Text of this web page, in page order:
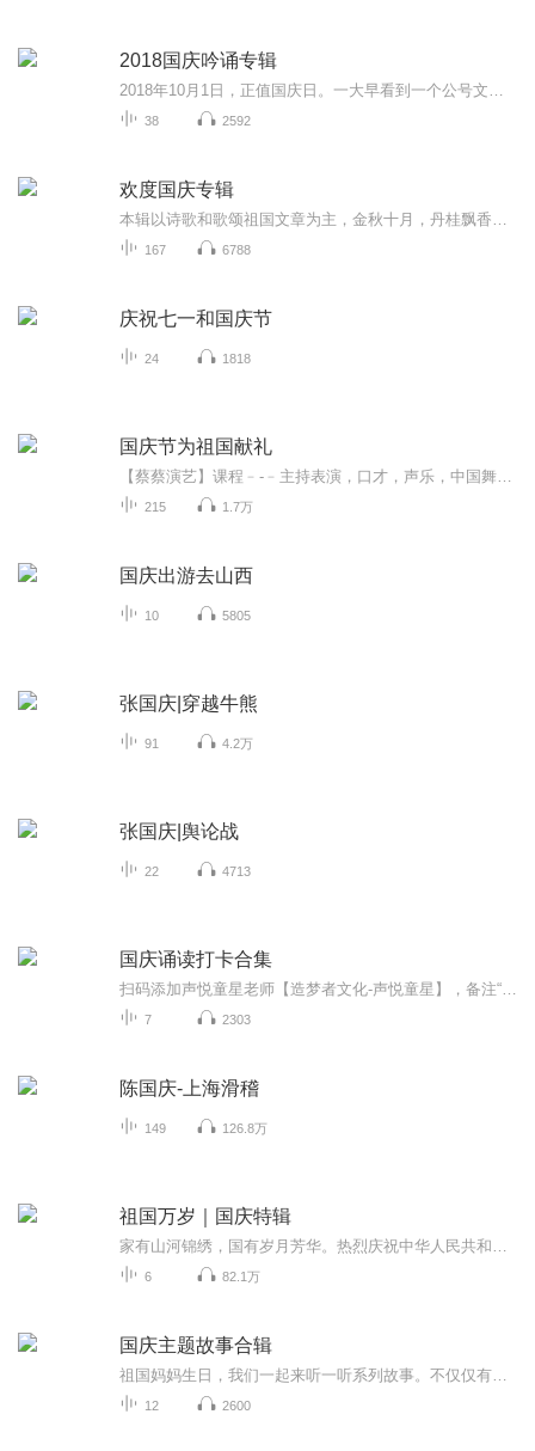
2018国庆吟诵专辑
38 2592
欢度国庆专辑
167 6788
庆祝七一和国庆节
24 1818
国庆节为祖国献礼
215 1.7万
国庆出游去山西
10 5805
张国庆|穿越牛熊
91 4.2万
张国庆|舆论战
22 4713
国庆诵读打卡合集
7 2303
陈国庆-上海滑稽
149 126.8万
祖国万岁｜国庆特辑
6 82.1万
国庆主题故事合辑
12 2600